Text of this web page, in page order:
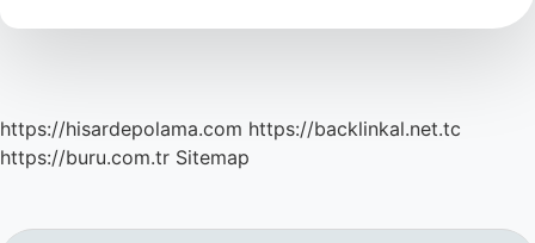
Ödenecek
https://hisardepolama.com https://backlinkal.net.tc
https://buru.com.tr Sitemap